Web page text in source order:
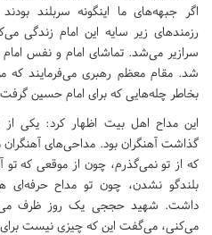
اگر جبهه‌های ما اینگونه سربلند
رزمندهای زیر سایه این امام زندگی
سرازیر می‌شد. تماشای امام و نفس امام
شد. مقام معظم رهبری می‌فرمایند که
بخاطر چله‌هایی که برای امام حسین
این مداح اهل بیت اظهار کرد: یکی از
گذاشت آهنگران بود. مداحی‌های
که از تو نمی‌گذرم، چون از موقعی که
بلندگو نشدن، چون تو مداح
داشت. شهید حججی یک روز ظرف
می‌کنی، می‌گفت این که چیزی نیست